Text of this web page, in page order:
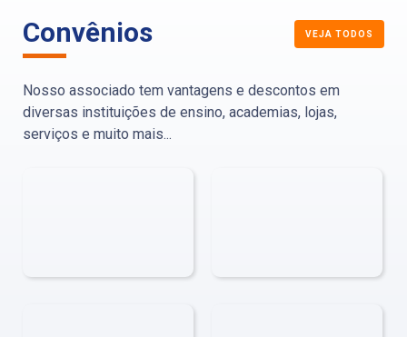
Convênios VEJA TODOS
Nosso associado tem vantagens e descontos em
diversas instituições de ensino, academias, lojas,
serviços e muito mais...